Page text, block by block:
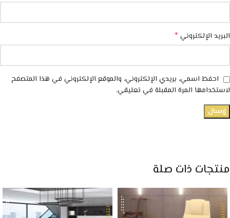
البريد الإلكتروني *
احفظ اسمي، بريدي الإلكتروني، والموقع الإلكتروني في هذا المتصفح
لاستخدامها المرة المقبلة في تعليقي.
منتجات ذات صلة